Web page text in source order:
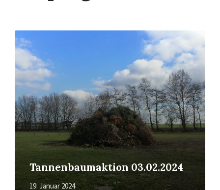
Tannenbaumaktion 03.02.2024
19. Januar 2024
Read
More